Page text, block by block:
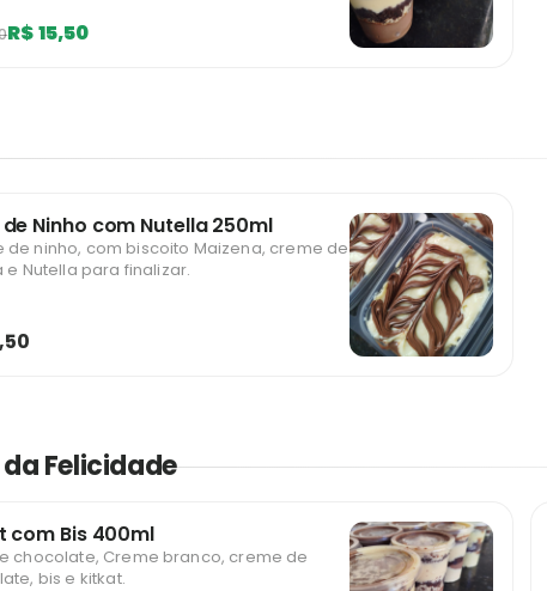
R$ 15,50
Ninho com Nutella 250ml
de ninho, com biscoito Maizena, creme de
e Nutella para finalizar.
Felicidade
com Bis 400ml
chocolate, Creme branco, creme de
bis e kitkat.